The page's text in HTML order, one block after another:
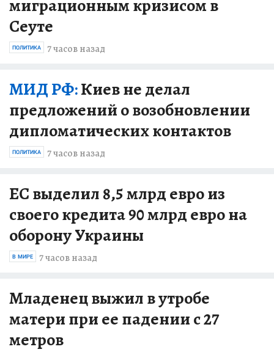
миграционным кризисом в
Сеуте
7 часов назад
ПОЛИТИКА
МИД РФ:Киев не делал
предложений о возобновлении
дипломатических контактов
7 часов назад
ПОЛИТИКА
ЕС выделил 8,5 млрд евро из
своего кредита 90 млрд евро на
оборону Украины
7 часов назад
В МИРЕ
Младенец выжил в утробе
матери при ее падении с 27
метров